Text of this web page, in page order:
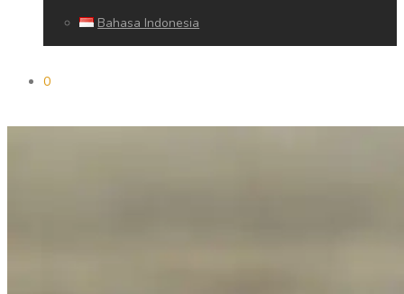
Bahasa Indonesia
0